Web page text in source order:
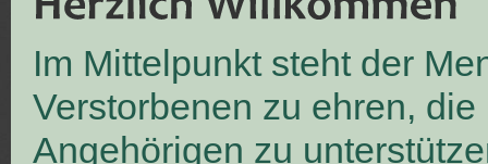
Im Mittelpunkt steht der
Verstorbenen zu ehren, die
Angehörigen zu